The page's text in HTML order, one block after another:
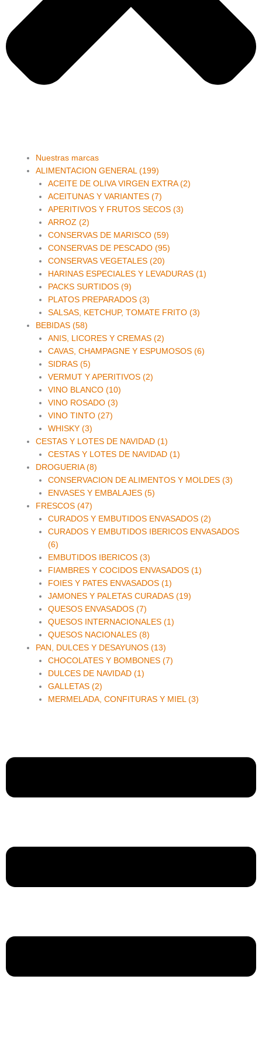
Main
Menu
Nuestras marcas
ALIMENTACION GENERAL (199)
ACEITE DE OLIVA VIRGEN EXTRA (2)
ACEITUNAS Y VARIANTES (7)
APERITIVOS Y FRUTOS SECOS (3)
ARROZ (2)
CONSERVAS DE MARISCO (59)
CONSERVAS DE PESCADO (95)
CONSERVAS VEGETALES (20)
HARINAS ESPECIALES Y LEVADURAS (1)
PACKS SURTIDOS (9)
PLATOS PREPARADOS (3)
SALSAS, KETCHUP, TOMATE FRITO (3)
BEBIDAS (58)
ANIS, LICORES Y CREMAS (2)
CAVAS, CHAMPAGNE Y ESPUMOSOS (6)
SIDRAS (5)
VERMUT Y APERITIVOS (2)
VINO BLANCO (10)
VINO ROSADO (3)
VINO TINTO (27)
WHISKY (3)
CESTAS Y LOTES DE NAVIDAD (1)
CESTAS Y LOTES DE NAVIDAD (1)
DROGUERIA (8)
CONSERVACION DE ALIMENTOS Y MOLDES (3)
ENVASES Y EMBALAJES (5)
FRESCOS (47)
CURADOS Y EMBUTIDOS ENVASADOS (2)
CURADOS Y EMBUTIDOS IBERICOS ENVASADOS
(6)
EMBUTIDOS IBERICOS (3)
FIAMBRES Y COCIDOS ENVASADOS (1)
FOIES Y PATES ENVASADOS (1)
JAMONES Y PALETAS CURADAS (19)
QUESOS ENVASADOS (7)
QUESOS INTERNACIONALES (1)
QUESOS NACIONALES (8)
PAN, DULCES Y DESAYUNOS (13)
CHOCOLATES Y BOMBONES (7)
DULCES DE NAVIDAD (1)
GALLETAS (2)
MERMELADA, CONFITURAS Y MIEL (3)